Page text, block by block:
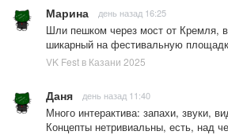
Марина день назад 16:25
Шли пешком через мост от Кремля,
шикарный на фестивальную
VK Fest в Казани 2025
Даня день назад 11:40
Много интерактива: запахи, звуки,
Концепты нетривиальны, есть, над